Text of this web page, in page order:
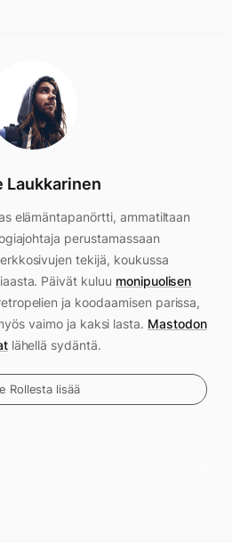
Laukkarinen
elämäntapanörtti, ammatiltaan
perustamassaan
tekijä, koukussa
Päivät kuluu monipuolisen
ja koodaamisen parissa,
vaimo ja kaksi lasta. Mastodon
lähellä sydäntä.
Rollesta lisää